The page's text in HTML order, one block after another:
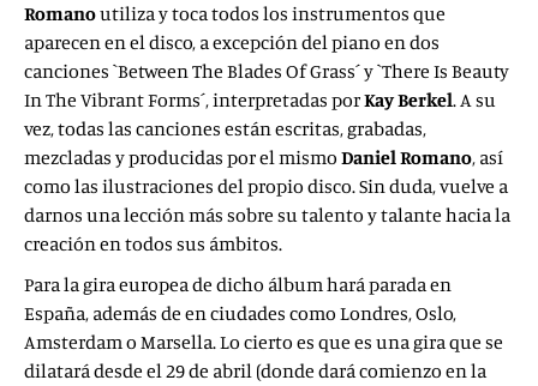
Romanoutiliza y toca todos los instrumentos que
aparecen en el disco, a excepción del piano en dos
canciones `Between The Blades Of Grass´ y `There Is Beauty
In The Vibrant Forms´, interpretadas porKay Berkel. A su
vez, todas las canciones están escritas, grabadas,
mezcladas y producidas por el mismo Daniel Romano, así
como las ilustraciones del propio disco. Sin duda, vuelve a
darnos una lección más sobre su talento y talante hacia la
creación en todos sus ámbitos.
Para la gira europea de dicho álbum hará parada en
España, además de en ciudades como Londres, Oslo,
Amsterdam o Marsella. Lo cierto es que es una gira que se
dilatará desde el 29 de abril (donde dará comienzo en la